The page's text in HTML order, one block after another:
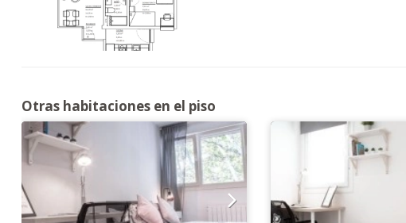
Otras habitaciones en el piso